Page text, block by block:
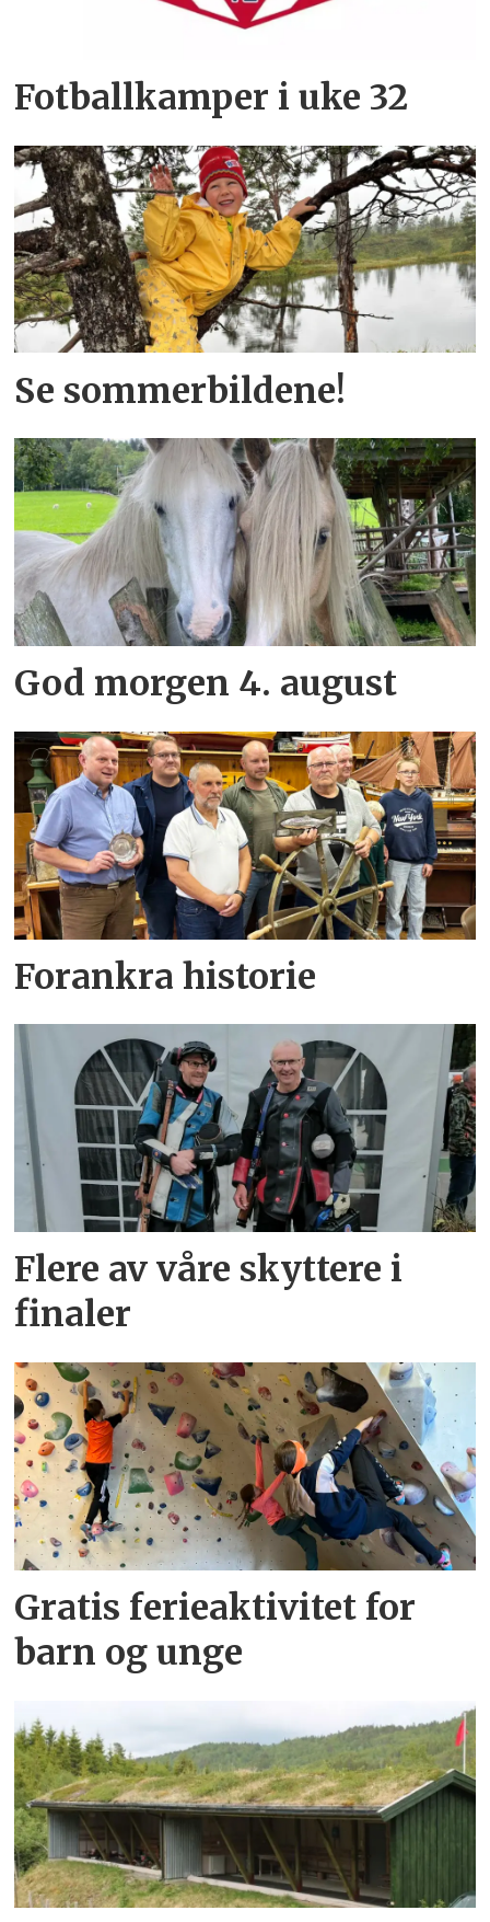
Fotballkamper i uke 32
Se sommerbildene!
God morgen 4. august
Forankra historie
Flere av våre skyttere i
finaler
Gratis ferieaktivitet for
barn og unge